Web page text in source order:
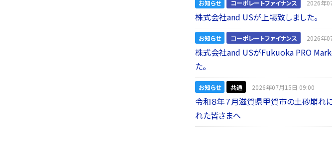
お知らせ コーポレートファイナンス 2026年
株式会社and USが上場致しました。
お知らせ コーポレートファイナンス 2026年
株式会社and USがFukuoka PRO
た。
お知らせ 共通 2026年07月15日 09:00
令和８年７月滋賀県甲賀市の土砂崩れ
れた皆さまへ